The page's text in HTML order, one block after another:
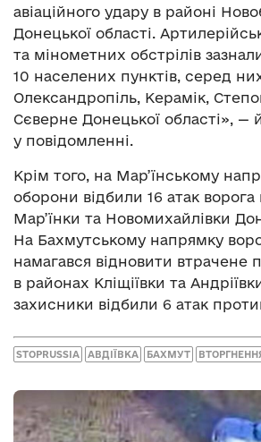
авіаційного удару в районі
Донецької області.
та мінометних обстрілів
10 населених пунктів, серед
Олександропіль, Керамік,
Сєверне Донецької області», —
у повідомленні.
Крім того, на Мар’їнському
оборони відбили 16 атак ворога
Мар’їнки та Новомихайлівки
На Бахмутському напрямку
намагався відновити втрачене
в районах Кліщіївки та
захисники відбили 6 атак
STOPRUSSIA АВДІЇВКА БАХМУТ